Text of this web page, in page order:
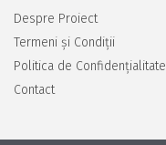
Despre Proiect
Termeni și Condiții
Politica de Confidențialitate
Contact